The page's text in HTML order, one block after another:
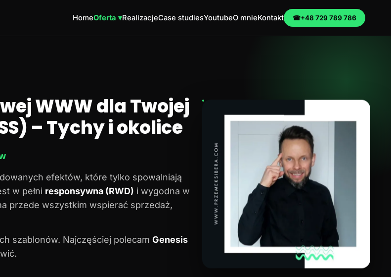
HomeOferta ▾RealizacjeCase studiesYoutubeO mnieKontakt ☎+48 729 789 786
WWW dla Twojej
– Tychy i okolice
efektów, które tylko spowalniają
w pełni responsywna (RWD) i wygodna w
przede wszystkim wspierać sprzedaż,
szablonów. Najczęściej polecam Genesis